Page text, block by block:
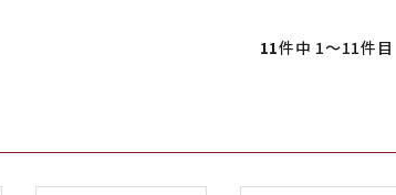
11件中 1〜11件目